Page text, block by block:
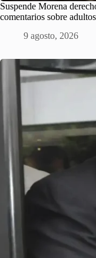
Suspende Morena
comentarios sobre
9 agosto, 2026